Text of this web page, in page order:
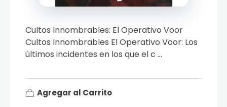
Cultos Innombrables: El Operativo Voor
Cultos Innombrables El Operativo Voor: Los
últimos incidentes en los que el c ...
Agregar al Carrito